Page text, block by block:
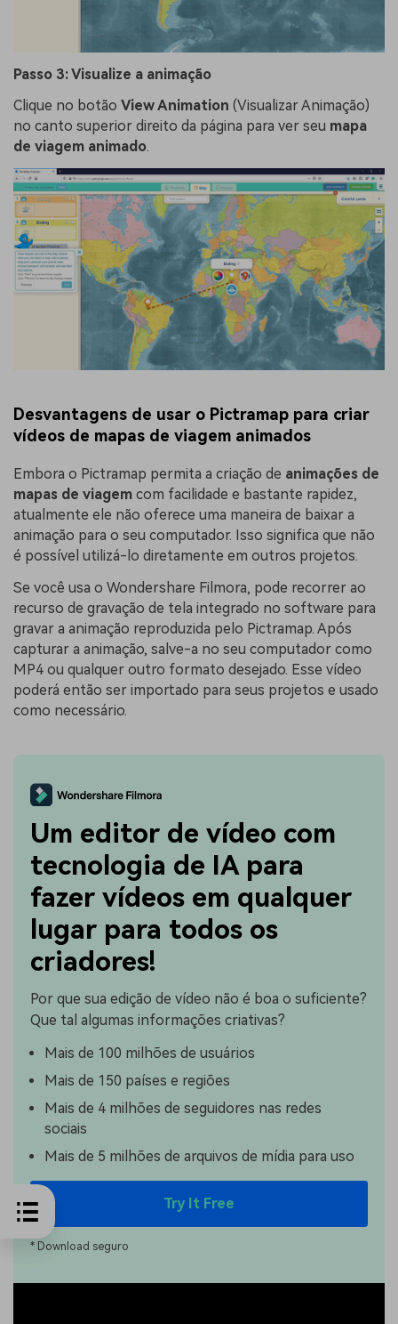
Passo 3: Visualize a animação
Clique no botão View Animation (Visualizar Animação)
no canto superior direito da página para ver seu mapa
de viagem animado.
Desvantagens de usar o Pictramap para criar
vídeos de mapas de viagem animados
Embora o Pictramap permita a criação de animações de
mapas de viagem com facilidade e bastante rapidez,
atualmente ele não oferece uma maneira de baixar a
animação para o seu computador. Isso significa que não
é possível utilizá-lo diretamente em outros projetos.
Se você usa o Wondershare Filmora, pode recorrer ao
recurso de gravação de tela integrado no software para
gravar a animação reproduzida pelo Pictramap. Após
capturar a animação, salve-a no seu computador como
MP4 ou qualquer outro formato desejado. Esse vídeo
poderá então ser importado para seus projetos e usado
como necessário.
Um editor de vídeo com
tecnologia de IA para
fazer vídeos em qualquer
lugar para todos os
criadores!
Por que sua edição de vídeo não é boa o suficiente?
Que tal algumas informações criativas?
Mais de 100 milhões de usuários
Mais de 150 países e regiões
Mais de 4 milhões de seguidores nas redes
sociais
Mais de 5 milhões de arquivos de mídia para uso
Try It Free
* Download seguro